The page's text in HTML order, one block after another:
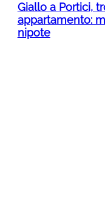
Giallo a Portici,
appartamento:
nipote